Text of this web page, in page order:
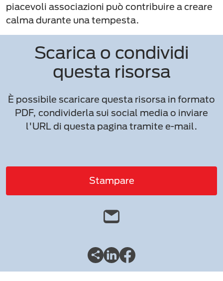
piacevoli associazioni può contribuire a creare
calma durante una tempesta.
Scarica o condividi
questa risorsa
È possibile scaricare questa risorsa in formato
PDF, condividerla sui social media o inviare
l'URL di questa pagina tramite e-mail.
Stampare